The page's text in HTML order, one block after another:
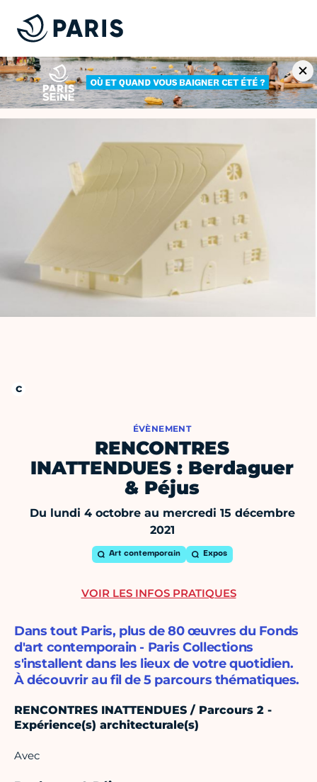
ÉVÈNEMENT
RENCONTRES
INATTENDUES : Berdaguer
& Péjus
Du lundi 4 octobre au mercredi 15 décembre
2021
Art contemporain Expos
Dans tout Paris, plus de 80 œuvres du Fonds
d'art contemporain - Paris Collections
s'installent dans les lieux de votre quotidien.
À découvrir au fil de 5 parcours thématiques.
RENCONTRES INATTENDUES / Parcours 2 -
Expérience(s) architecturale(s)
Avec
VOIR LES INFOS PRATIQUES